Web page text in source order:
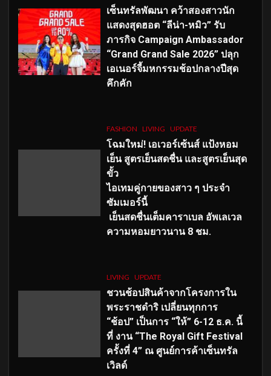
เซ็นทรัลพัฒนา คว้าสองสาวนัก
แสดงสุดฮอต “ลีน่า-หมิว” รับ
ภารกิจ Campaign Ambassador
“Grand Grand Sale 2026” ปลุก
เอเนอร์จี้มหกรรมช้อปกลางปีสุด
คึกคัก
FASHION LIVING UPDATE
โฉมใหม่! เอเวอร์เซ้นส์ แป้งหอม
เย็น สูตรเย็นสดชื่น และสูตรเย็นสุด
ขั้ว
ไอเทมคู่กายของสาว ๆ ประจำ
ซัมเมอร์นี้
เย็นสดชื่นเต็มคาราเบล อัพเลเวล
ความหอมยาวนาน 8 ชม.
LIVING UPDATE
ชวนช้อปสินค้าจากโครงการใน
พระราชดำริ เปลี่ยนทุกการ
“ช้อป” เป็นการ “ให้” 6-12 ธ.ค. นี้
ที่ งาน “The Royal Gift Festival
ครั้งที่ 4” ณ ศูนย์การค้าเซ็นทรัล
เวิลด์